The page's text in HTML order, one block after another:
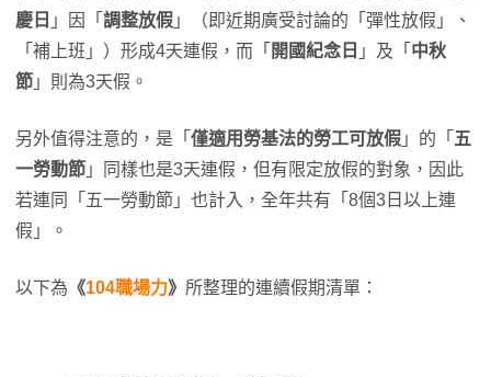
慶日 」因「 調整放假 」（即近期廣受討論的「彈性放假」、
「補上班」）形成4天連假，而「 開國紀念日 」及「 中秋
節 」則為3天假。
另外值得注意的，是「 僅適用勞基法的勞工可放假 」的「 五
一勞動節 」同樣也是3天連假，但有限定放假的對象，因此
若連同「五一勞動節」也計入，全年共有「8個3日以上連
假」。
以下為 《104職場力》 所整理的連續假期清單：